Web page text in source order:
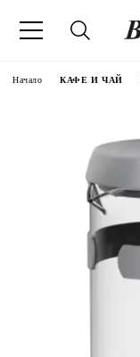
Начало КАФЕ И ЧАЙ